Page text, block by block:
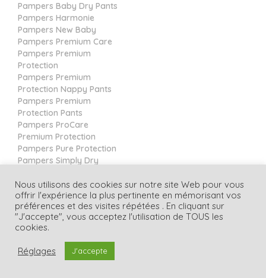
Pampers Baby Dry Pants
Pampers Harmonie
Pampers New Baby
Pampers Premium Care
Pampers Premium
Protection
Pampers Premium
Protection Nappy Pants
Pampers Premium
Protection Pants
Pampers ProCare
Premium Protection
Pampers Pure Protection
Pampers Simply Dry
Pampers Splashers
CouchePromo.com
Blog
Politique de Confidentialité
Conditions Générales Utilisation
Nous utilisons des cookies sur notre site Web pour vous
offrir l'expérience la plus pertinente en mémorisant vos
préférences et des visites répétées . En cliquant sur
"J'accepte", vous acceptez l'utilisation de TOUS les
cookies.
Réglages J'accepte